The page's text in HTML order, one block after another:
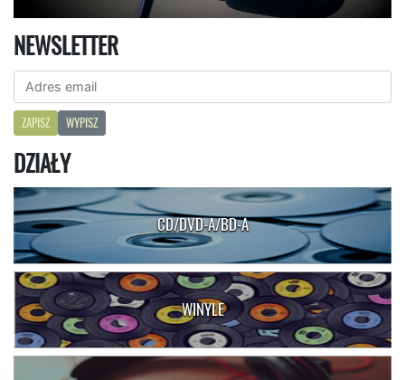
NEWSLETTER
ZAPISZ WYPISZ
DZIAŁY
CD/DVD-A/BD-A
WINYLE